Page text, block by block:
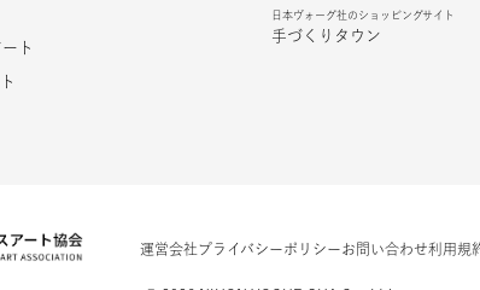
ト
日本ヴォーグ社のショッピングサイト
手づくりタウン
運営会社プライバシーポリシーお問い合わせ利用規